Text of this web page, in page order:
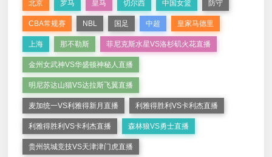
北京 罗马 皇马 切尔西 中国女篮 防守
CBA常规赛 NBL 国足 中超 皇家马德里
上海 那不勒斯 菲尼克斯水星VS洛杉矶火花直播
金州女武神VS华盛顿神秘人直播
明尼苏达山猫VS达拉斯飞翼直播
麦加统一VS利雅得新月直播 利雅得胜利VS卡利杰直播
利雅得胜利VS卡利杰直播 森林狼VS勇士直播
贵州筑城竞技VS天津津门虎直播